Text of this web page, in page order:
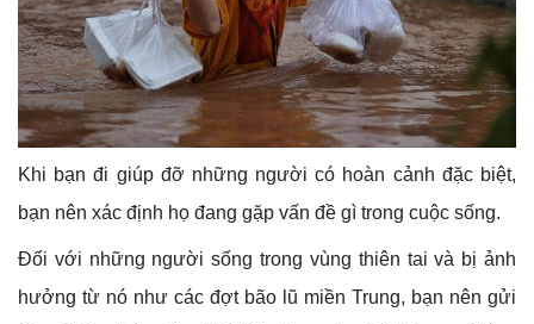
Khi bạn đi giúp đỡ những người có hoàn cảnh đặc biệt,
bạn nên xác định họ đang gặp vấn đề gì trong cuộc sống.
Đối với những người sống trong vùng thiên tai và bị ảnh
hưởng từ nó như các đợt bão lũ miền Trung, bạn nên gửi